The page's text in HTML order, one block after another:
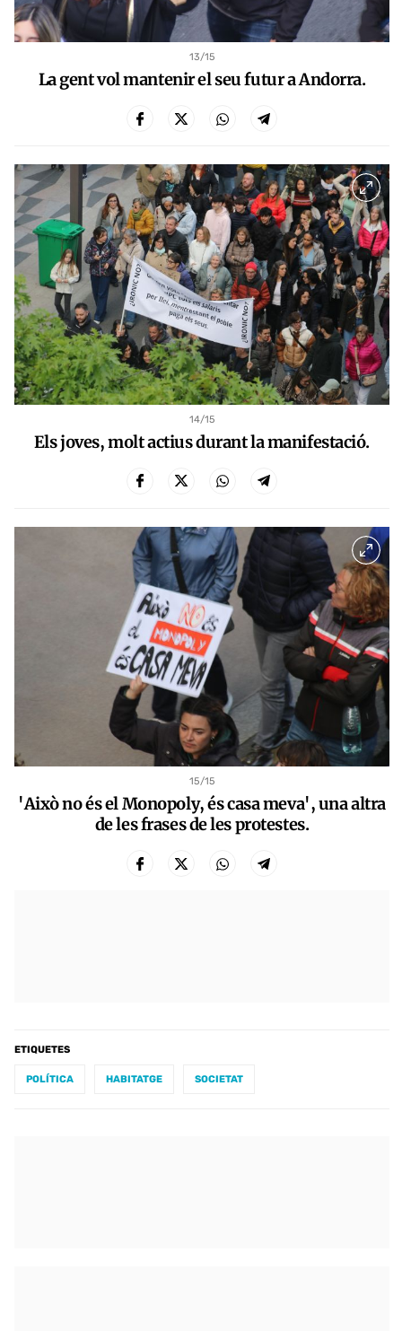
13/15
La gent vol mantenir el seu futur a Andorra.
14/15
Els joves, molt actius durant la manifestació.
15/15
'Això no és el Monopoly, és casa meva', una altra
de les frases de les protestes.
ETIQUETES
POLÍTICA HABITATGE SOCIETAT